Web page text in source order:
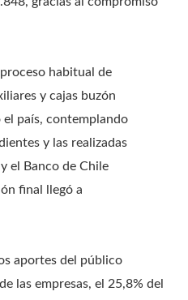
habitual de
y cajas buzón
país, contemplando
y las realizadas
el Banco de Chile
final llegó a
aportes del público
las empresas, el 25,8% del